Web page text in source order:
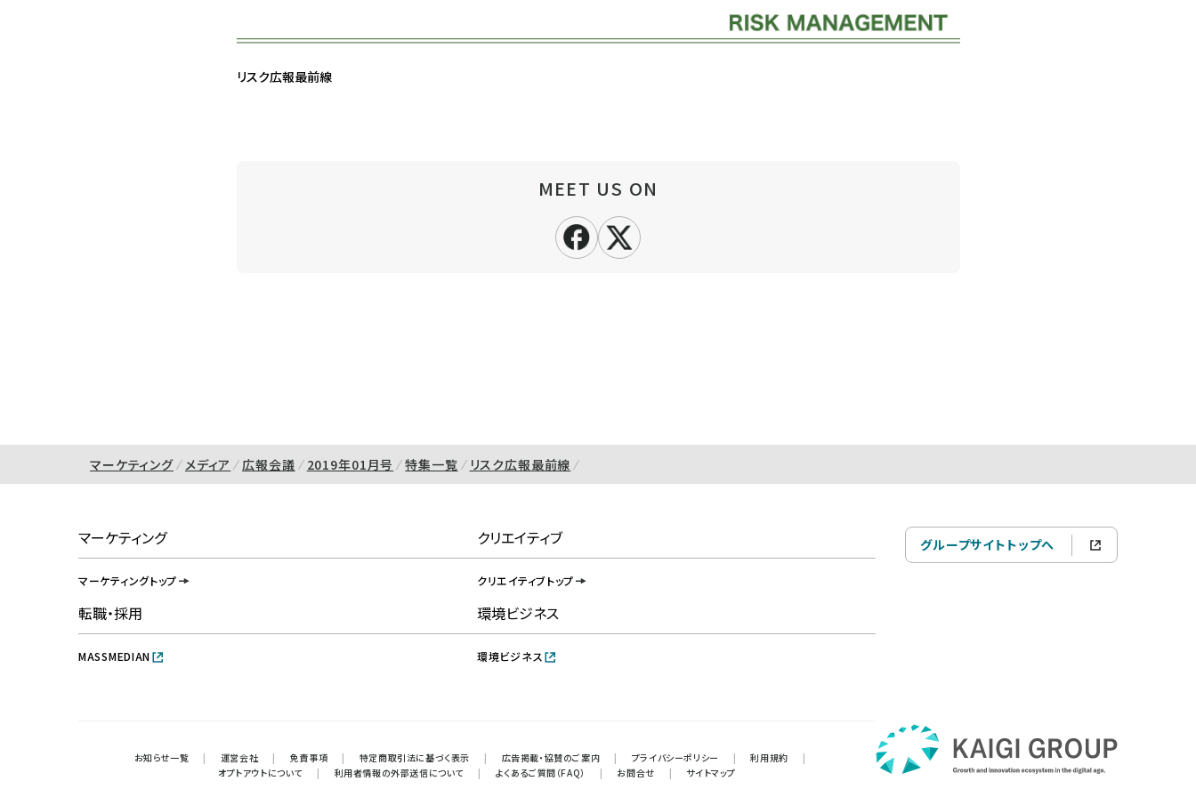
リスク広報最前線
MEET US ON
マーケティング メディア 広報会議 2019年01月号 特集一覧 リスク広報最前線
マーケティング
マーケティングトップ
クリエイティブ
クリエイティブトップ
転職・採用
MASSMEDIAN
環境ビジネス
環境ビジネス
お知らせ一覧 | 運営会社 | 免責事項 | 特定商取引法に基づく表示 | 広告掲載・協賛のご案内 | プライバシーポリシー | 利用規約
|
オプトアウトについて
| 利用者情報の外部送信について | よくあるご質問（FAQ） | お問合せ | サイトマップ
グループサイトトップへ